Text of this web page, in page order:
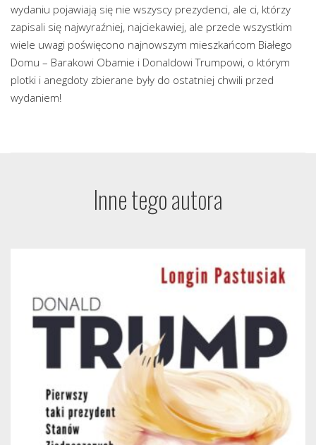
wydaniu pojawiają się nie wszyscy prezydenci, ale ci, którzy
zapisali się najwyraźniej, najciekawiej, ale przede wszystkim
wiele uwagi poświęcono najnowszym mieszkańcom Białego
Domu – Barakowi Obamie i Donaldowi Trumpowi, o którym
plotki i anegdoty zbierane były do ostatniej chwili przed
wydaniem!
Inne tego autora